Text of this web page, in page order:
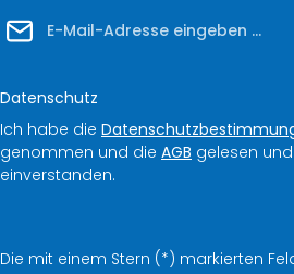
Datenschutz
Ich habe die
genommen und die AGB gelesen
einverstanden.
Die mit einem Stern (*) markierten